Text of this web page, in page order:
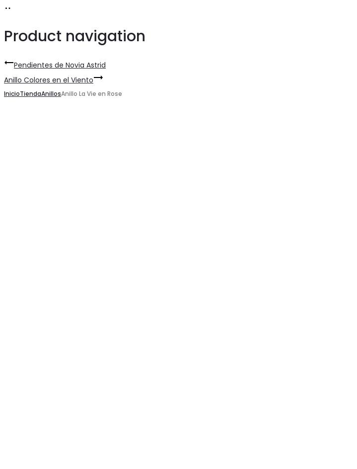
Product navigation
Pendientes de Novia Astrid
Anillo Colores en el Viento
InicioTiendaAnillosAnillo La Vie en Rose